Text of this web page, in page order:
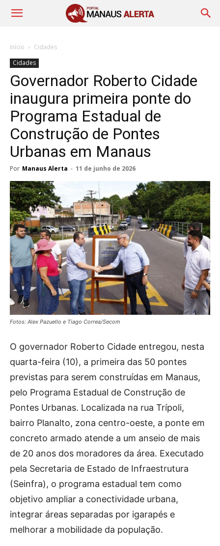
Início
Cidades
Cidades
Governador Roberto Cidade
inaugura primeira ponte do
Programa Estadual de
Construção de Pontes
Urbanas em Manaus
Por Manaus Alerta - 11 de junho de 2026
Fotos: Alex Pazuello e Tiago Correa/Secom
O governador Roberto Cidade entregou, nesta
quarta-feira (10), a primeira das 50 pontes
previstas para serem construídas em Manaus,
pelo Programa Estadual de Construção de
Pontes Urbanas. Localizada na rua Trípoli,
bairro Planalto, zona centro-oeste, a ponte em
concreto armado atende a um anseio de mais
de 20 anos dos moradores da área. Executado
pela Secretaria de Estado de Infraestrutura
(Seinfra), o programa estadual tem como
objetivo ampliar a conectividade urbana,
integrar áreas separadas por igarapés e
melhorar a mobilidade da população.